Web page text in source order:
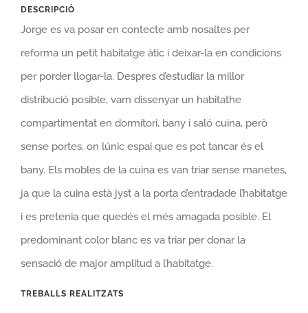
DESCRIPCIÓ
Jorge es va posar en contecte amb nosaltes per
reforma un petit habitatge àtic i deixar-la en condicions
per porder llogar-la. Despres d’estudiar la millor
distribució posible, vam dissenyar un habitathe
compartimentat en dormitori, bany i saló cuina, però
sense portes, on lúnic espai que es pot tancar és el
bany. Els mobles de la cuina es van triar sense manetes,
ja que la cuina està jyst a la porta d’entradade l’habitatge
i es pretenia que quedés el més amagada posible. El
predominant color blanc es va triar per donar la
sensació de major amplitud a l’habitatge.
TREBALLS REALITZATS